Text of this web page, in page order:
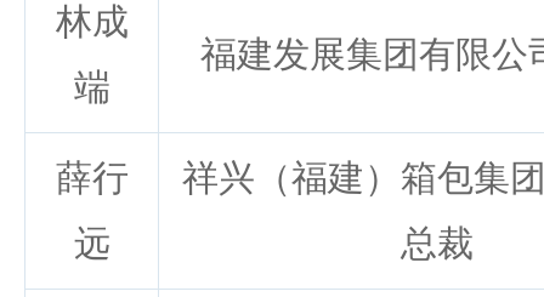
林成
端
福建发展集团有限公
薛行
远
祥兴（福建）箱包集
总裁